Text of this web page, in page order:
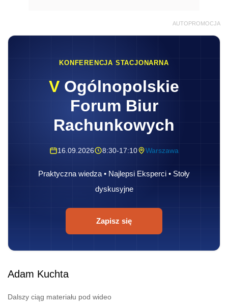
AUTOPROMOCJA
KONFERENCJA STACJONARNA
V Ogólnopolskie
Forum Biur
Rachunkowych
16.09.2026 8:30-17:10 Warszawa
Praktyczna wiedza • Najlepsi Eksperci • Stoły
dyskusyjne
Zapisz się
Adam Kuchta
Dalszy ciąg materiału pod wideo